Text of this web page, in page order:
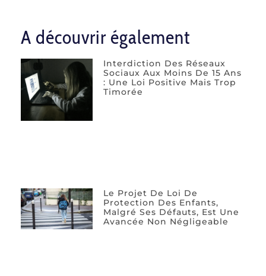
A découvrir également
Interdiction Des Réseaux
Sociaux Aux Moins De 15 Ans
: Une Loi Positive Mais Trop
Timorée
Le Projet De Loi De
Protection Des Enfants,
Malgré Ses Défauts, Est Une
Avancée Non Négligeable